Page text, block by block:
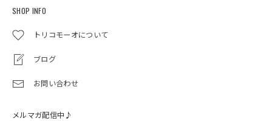
SHOP INFO
トリコモーオについて
ブログ
お問い合わせ
メルマガ配信中♪